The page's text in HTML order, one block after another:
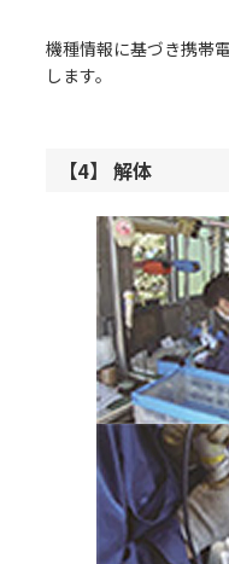
機種情報に基づき携帯
します。
【4】 解体